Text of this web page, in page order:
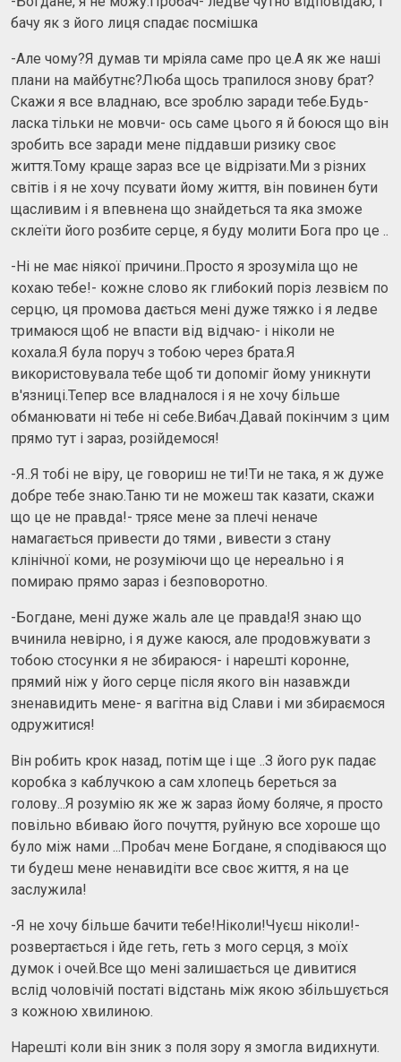
бачу як з його лиця спадає посмішка
-Але чому?Я думав ти мріяла саме про це.А як же наші
плани на майбутнє?Люба щось трапилося знову брат?
Скажи я все владнаю, все зроблю заради тебе.Будь-
ласка тільки не мовчи- ось саме цього я й боюся що він
зробить все заради мене піддавши ризику своє
життя.Тому краще зараз все це відрізати.Ми з різних
світів і я не хочу псувати йому життя, він повинен бути
щасливим і я впевнена що знайдеться та яка зможе
склеїти його розбите серце, я буду молити Бога про це ..
-Ні не має ніякої причини..Просто я зрозуміла що не
кохаю тебе!- кожне слово як глибокий поріз лезвієм по
серцю, ця промова дається мені дуже тяжко і я ледве
тримаюся щоб не впасти від відчаю- і ніколи не
кохала.Я була поруч з тобою через брата.Я
використовувала тебе щоб ти допоміг йому уникнути
в'язниці.Тепер все владналося і я не хочу більше
обманювати ні тебе ні себе.Вибач.Давай покінчим з цим
прямо тут і зараз, розійдемося!
-Я..Я тобі не віру, це говориш не ти!Ти не така, я ж дуже
добре тебе знаю.Таню ти не можеш так казати, скажи
що це не правда!- трясе мене за плечі неначе
намагається привести до тями , вивести з стану
клінічної коми, не розуміючи що це нереально і я
помираю прямо зараз і безповоротно.
-Богдане, мені дуже жаль але це правда!Я знаю що
вчинила невірно, і я дуже каюся, але продовжувати з
тобою стосунки я не збираюся- і нарешті коронне,
прямий ніж у його серце після якого він назавжди
зненавидить мене- я вагітна від Слави і ми збираємося
одружитися!
Він робить крок назад, потім ще і ще ..З його рук падає
коробка з каблучкою а сам хлопець береться за
голову...Я розумію як же ж зараз йому боляче, я просто
повільно вбиваю його почуття, руйную все хороше що
було між нами ...Пробач мене Богдане, я сподіваюся що
ти будеш мене ненавидіти все своє життя, я на це
заслужила!
-Я не хочу більше бачити тебе!Ніколи!Чуєш ніколи!-
розвертається і йде геть, геть з мого серця, з моїх
думок і очей.Все що мені залишається це дивитися
вслід чоловічій постаті відстань між якою збільшується
з кожною хвилиною.
Нарешті коли він зник з поля зору я змогла видихнути.